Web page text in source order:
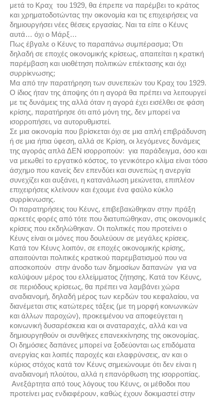
μετά το Κραχ του 1929, θα έπρεπε να παρέμβει το κράτος
και χρηματοδοτώντας την οικονομία και τις επιχειρήσεις να
δημιουργήσει νέες θέσεις εργασίας. Ναι τα είπε ο Κέυνς
αυτά… όχι ο Μάρξ…
Πως έβγαλε ο Κέυνς το παραπάνω συμπέρασμα; Ότι
δηλαδή σε εποχές οικονομικής κρίσεως, απαιτείται η κρατική
παρέμβαση και υιοθέτηση πολιτικών επέκτασης και όχι
συρρίκνωσης;
Μα από την παρατήρηση των συνεπειών του Κραχ του 1929.
Ο ίδιος ήταν της άποψης ότι η αγορά θα πρέπει να λειτουργεί
με τις δυνάμεις της αλλά όταν η αγορά έχει εισέλθει σε φάση
κρίσης, παρατήρησε ότι από μόνη της, δεν μπορεί να
ισορροπήσει, να αυτορυθμιστεί.
Σε μια οικονομία που βρίσκεται όχι σε μια απλή επιβράδυνση
ή σε μια ήπια ύφεση, αλλά σε Κρίση, οι λεγόμενες δυνάμεις
της αγοράς απλά ΔΕΝ ισορροπούν: για παράδειγμα, όσο και
να μειωθεί το εργατικό κόστος, το γενικότερο κλίμα είναι τόσο
άσχημο που κανείς δεν επενδύει και συνεπώς η ανεργία
συνεχίζει και αυξάνει, η κατανάλωση μειώνεται, επιπλέον
επιχειρήσεις κλείνουν και έχουμε ένα φαύλο κύκλο
συρρίκνωσης.
Οι παρατηρήσεις του Κέυνς, επιβεβαιώθηκαν στην πράξη
αρκετές φορές από τότε που διατυπώθηκαν, στις οικονομικές
κρίσεις που εκδηλώθηκαν. Οι πολιτικές που προτείνει ο
Κέυνς είναι οι μόνες που δουλεύουν σε μεγάλες κρίσεις.
Κατά τον Κέυνς λοιπόν, σε εποχές οικονομικής κρίσης,
απαιτούνται πολιτικές κρατικού παρεμβατισμού που να
αποσκοπούν στην άνοδο των δημοσίων δαπανών για να
καλύψουν μέρος του ελλείμματος ζήτησης. Κατά τον Κέυνς,
σε περιόδους κρίσεως, θα πρέπει να λαμβάνει χώρα
αναδιανομή, δηλαδή μέρος των κερδών του κεφαλαίου, να
διανέμεται στις κατώτερες τάξεις (με τη μορφή κοινωνικών
και άλλων παροχών), προκειμένου να αποφεύγεται η
κοινωνική δυσαρέσκεια και οι αναταραχές, αλλά και να
δημιουργηθούν οι συνθήκες επανεκκίνησης της οικονομίας.
Οι δημόσιες δαπάνες μπορεί να ξοδεύονται ως επιδόματα
ανεργίας και λοιπές παροχές και ελαφρύνσεις, αν και ο
κύριος στόχος κατά τον Κέυνς σημειώνουμε ότι δεν είναι η
αναδιανομή πλούτου, αλλά η επανόρθωση της ισορροπίας.
Ανεξάρτητα από τους λόγους του Κέυνς, οι μέθοδοι που
προτείνει μας ενδιαφέρουν, καθώς έχουν δοκιμαστεί στην